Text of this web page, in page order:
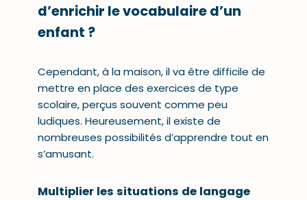
d’enrichir le vocabulaire d’un
enfant ?
Cependant, à la maison, il va être difficile de
mettre en place des exercices de type
scolaire, perçus souvent comme peu
ludiques. Heureusement, il existe de
nombreuses possibilités d’apprendre tout en
s’amusant.
Multiplier les situations de langage